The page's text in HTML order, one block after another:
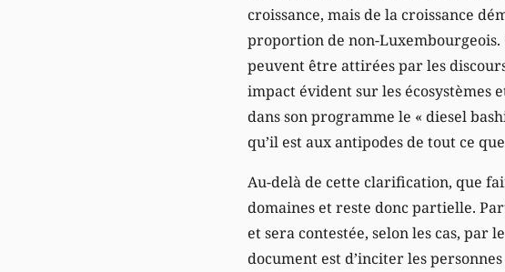
croissance, mais de la croissance
proportion de non-
peuvent être attirées par les
impact évident sur les écosystèmes
dans son programme le « diesel
qu’il est aux antipodes de tout ce
Au-delà de cette clarification, que
domaines et reste donc partielle.
et sera contestée, selon les cas, par
document est d’inciter les